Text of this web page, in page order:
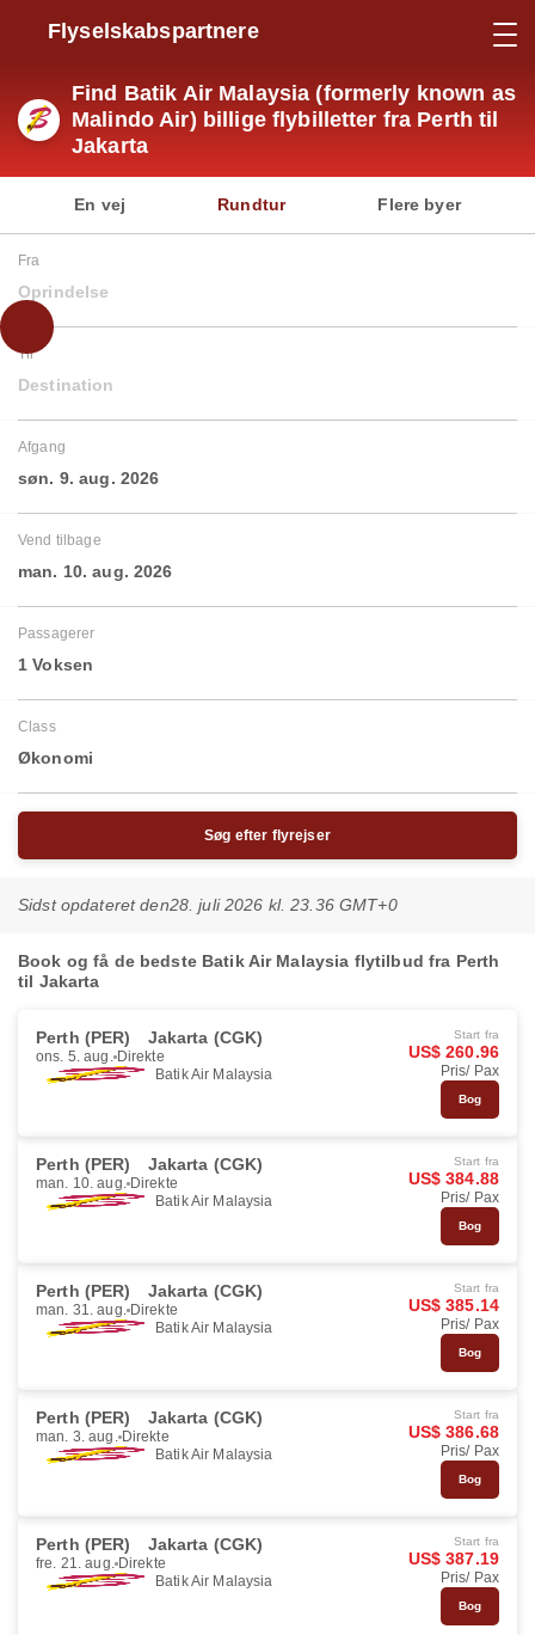
Flyselskabspartnere
Find Batik Air Malaysia (formerly known as
Malindo Air) billige flybilletter fra Perth til
Jakarta
En vej Rundtur Flere byer
Fra
Oprindelse
Til
Destination
Afgang
søn. 9. aug. 2026
Vend tilbage
man. 10. aug. 2026
Passagerer
1 Voksen
Class
Økonomi
Søg efter flyrejser
Sidst opdateret den28. juli 2026 kl. 23.36 GMT+0
Book og få de bedste Batik Air Malaysia flytilbud fra Perth
til Jakarta
Perth (PER) Jakarta (CGK)
ons. 5. aug. Direkte
Batik Air Malaysia
Start fra
US$ 260.96
Pris/ Pax
Bog
Perth (PER) Jakarta (CGK)
man. 10. aug. Direkte
Batik Air Malaysia
Start fra
US$ 384.88
Pris/ Pax
Bog
Perth (PER) Jakarta (CGK)
man. 31. aug. Direkte
Batik Air Malaysia
Start fra
US$ 385.14
Pris/ Pax
Bog
Perth (PER) Jakarta (CGK)
man. 3. aug. Direkte
Batik Air Malaysia
Start fra
US$ 386.68
Pris/ Pax
Bog
Perth (PER) Jakarta (CGK)
fre. 21. aug. Direkte
Batik Air Malaysia
Start fra
US$ 387.19
Pris/ Pax
Bog